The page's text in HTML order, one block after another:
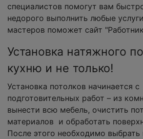
специалистов помогут вам
недорого выполнить любые
мастеров поможет сайт
Установка натяжного
кухню и не только!
Установка потолков начинается с
подготовительных работ – из
вынести всю мебель, очистить
материалов и обработать
После этого необходимо выбрать